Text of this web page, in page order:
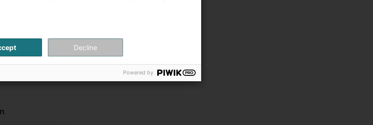
Decline
Powered by